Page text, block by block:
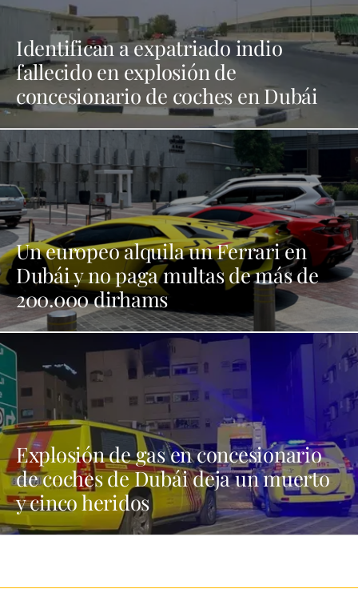
Identifican a expatriado indio
fallecido en explosión de
concesionario de coches en Dubái
Un europeo alquila un Ferrari en
Dubái y no paga multas de más de
200.000 dirhams
Explosión de gas en concesionario
de coches de Dubái deja un muerto
y cinco heridos